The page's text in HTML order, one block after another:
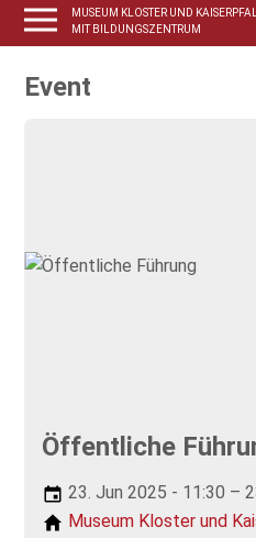
MUSEUM KLOSTER UND
MIT BILDUNGSZENTRUM
Event
Öffentliche
23. Jun 2025 - 11:30 –
Museum Kloster und